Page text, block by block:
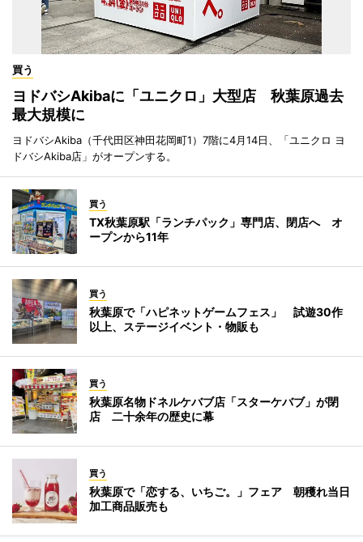
買う
ヨドバシAkibaに「ユニクロ」大型店 秋葉原過去
最大規模に
ヨドバシAkiba（千代田区神田花岡町1）7階に4月14日、「ユニクロ ヨ
ドバシAkiba店」がオープンする。
買う
TX秋葉原駅「ランチパック」専門店、閉店へ オ
ープンから11年
買う
秋葉原で「ハピネットゲームフェス」 試遊30作
以上、ステージイベント・物販も
買う
秋葉原名物ドネルケバブ店「スターケバブ」が閉
店 二十余年の歴史に幕
買う
秋葉原で「恋する、いちご。」フェア 朝穫れ当日
加工商品販売も